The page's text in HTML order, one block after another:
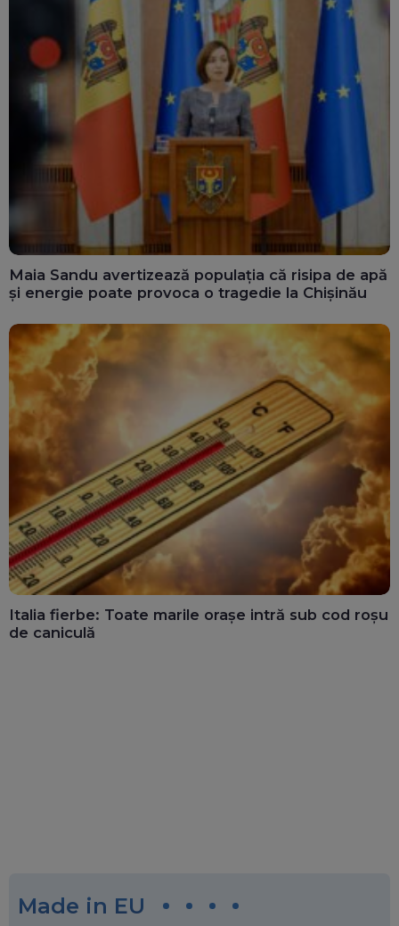
Maia Sandu avertizează populația că risipa de apă
și energie poate provoca o tragedie la Chișinău
Italia fierbe: Toate marile orașe intră sub cod roșu
de caniculă
Made in EU